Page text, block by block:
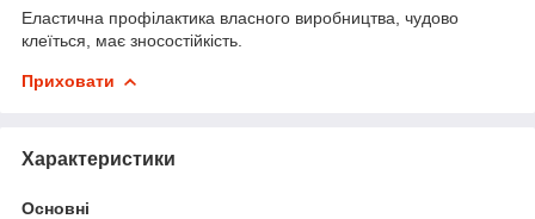
Еластична профілактика власного виробництва, чудово
клеїться, має зносостійкість.
Приховати
Характеристики
Основні